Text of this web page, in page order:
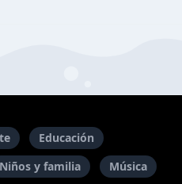
Educación
Niños y familia
Música